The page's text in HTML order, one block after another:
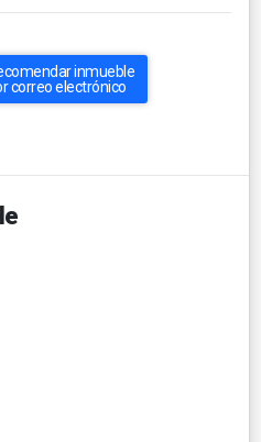
inmueble
correo electrónico